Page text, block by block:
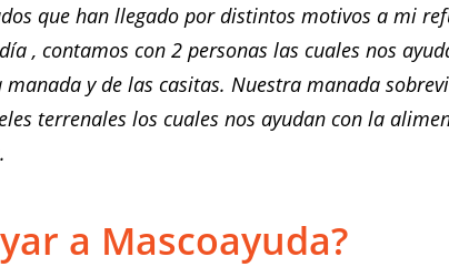
que han llegado por distintos motivos a mi
, contamos con 2 personas las cuales nos
y de las casitas. Nuestra manada
terrenales los cuales nos ayudan con la
a Mascoayuda?